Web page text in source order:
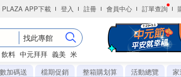
APP下載 登入 註冊 會員中心 訂單查詢
找此專館
飲料 中元拜拜 義美 米
加碼送 檔期促銷 整箱購划算 活動總覽